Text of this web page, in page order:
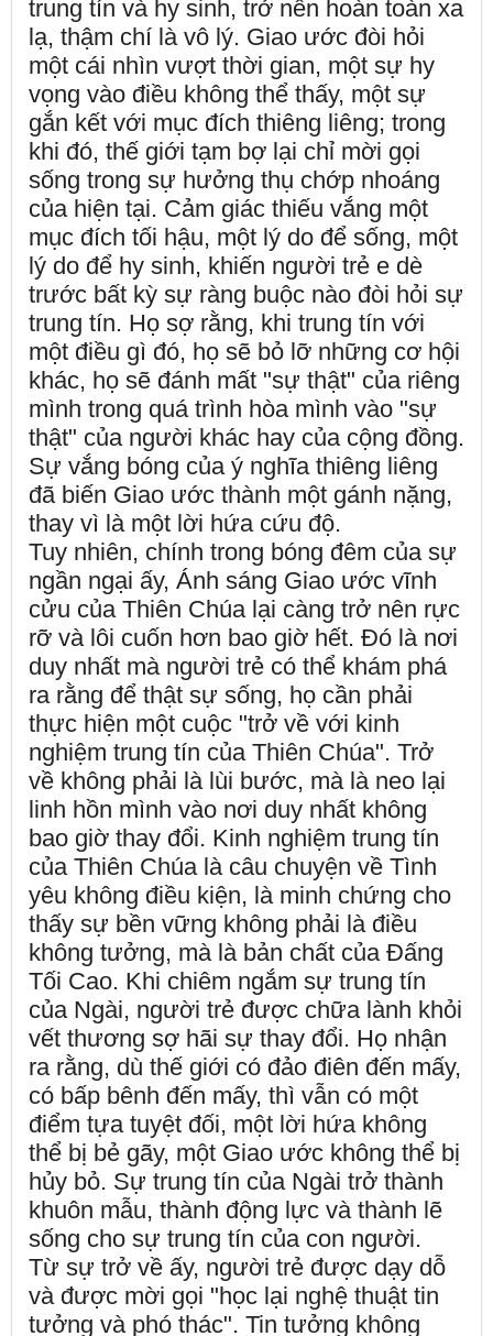
trung tín và hy sinh, trở nên hoàn toàn xa
lạ, thậm chí là vô lý. Giao ước đòi hỏi
một cái nhìn vượt thời gian, một sự hy
vọng vào điều không thể thấy, một sự
gắn kết với mục đích thiêng liêng; trong
khi đó, thế giới tạm bợ lại chỉ mời gọi
sống trong sự hưởng thụ chớp nhoáng
của hiện tại. Cảm giác thiếu vắng một
mục đích tối hậu, một lý do để sống, một
lý do để hy sinh, khiến người trẻ e dè
trước bất kỳ sự ràng buộc nào đòi hỏi sự
trung tín. Họ sợ rằng, khi trung tín với
một điều gì đó, họ sẽ bỏ lỡ những cơ hội
khác, họ sẽ đánh mất "sự thật" của riêng
mình trong quá trình hòa mình vào "sự
thật" của người khác hay của cộng đồng.
Sự vắng bóng của ý nghĩa thiêng liêng
đã biến Giao ước thành một gánh nặng,
thay vì là một lời hứa cứu độ.
Tuy nhiên, chính trong bóng đêm của sự
ngần ngại ấy, Ánh sáng Giao ước vĩnh
cửu của Thiên Chúa lại càng trở nên rực
rỡ và lôi cuốn hơn bao giờ hết. Đó là nơi
duy nhất mà người trẻ có thể khám phá
ra rằng để thật sự sống, họ cần phải
thực hiện một cuộc "trở về với kinh
nghiệm trung tín của Thiên Chúa". Trở
về không phải là lùi bước, mà là neo lại
linh hồn mình vào nơi duy nhất không
bao giờ thay đổi. Kinh nghiệm trung tín
của Thiên Chúa là câu chuyện về Tình
yêu không điều kiện, là minh chứng cho
thấy sự bền vững không phải là điều
không tưởng, mà là bản chất của Đấng
Tối Cao. Khi chiêm ngắm sự trung tín
của Ngài, người trẻ được chữa lành khỏi
vết thương sợ hãi sự thay đổi. Họ nhận
ra rằng, dù thế giới có đảo điên đến mấy,
có bấp bênh đến mấy, thì vẫn có một
điểm tựa tuyệt đối, một lời hứa không
thể bị bẻ gãy, một Giao ước không thể bị
hủy bỏ. Sự trung tín của Ngài trở thành
khuôn mẫu, thành động lực và thành lẽ
sống cho sự trung tín của con người.
Từ sự trở về ấy, người trẻ được dạy dỗ
và được mời gọi "học lại nghệ thuật tin
tưởng và phó thác". Tin tưởng không